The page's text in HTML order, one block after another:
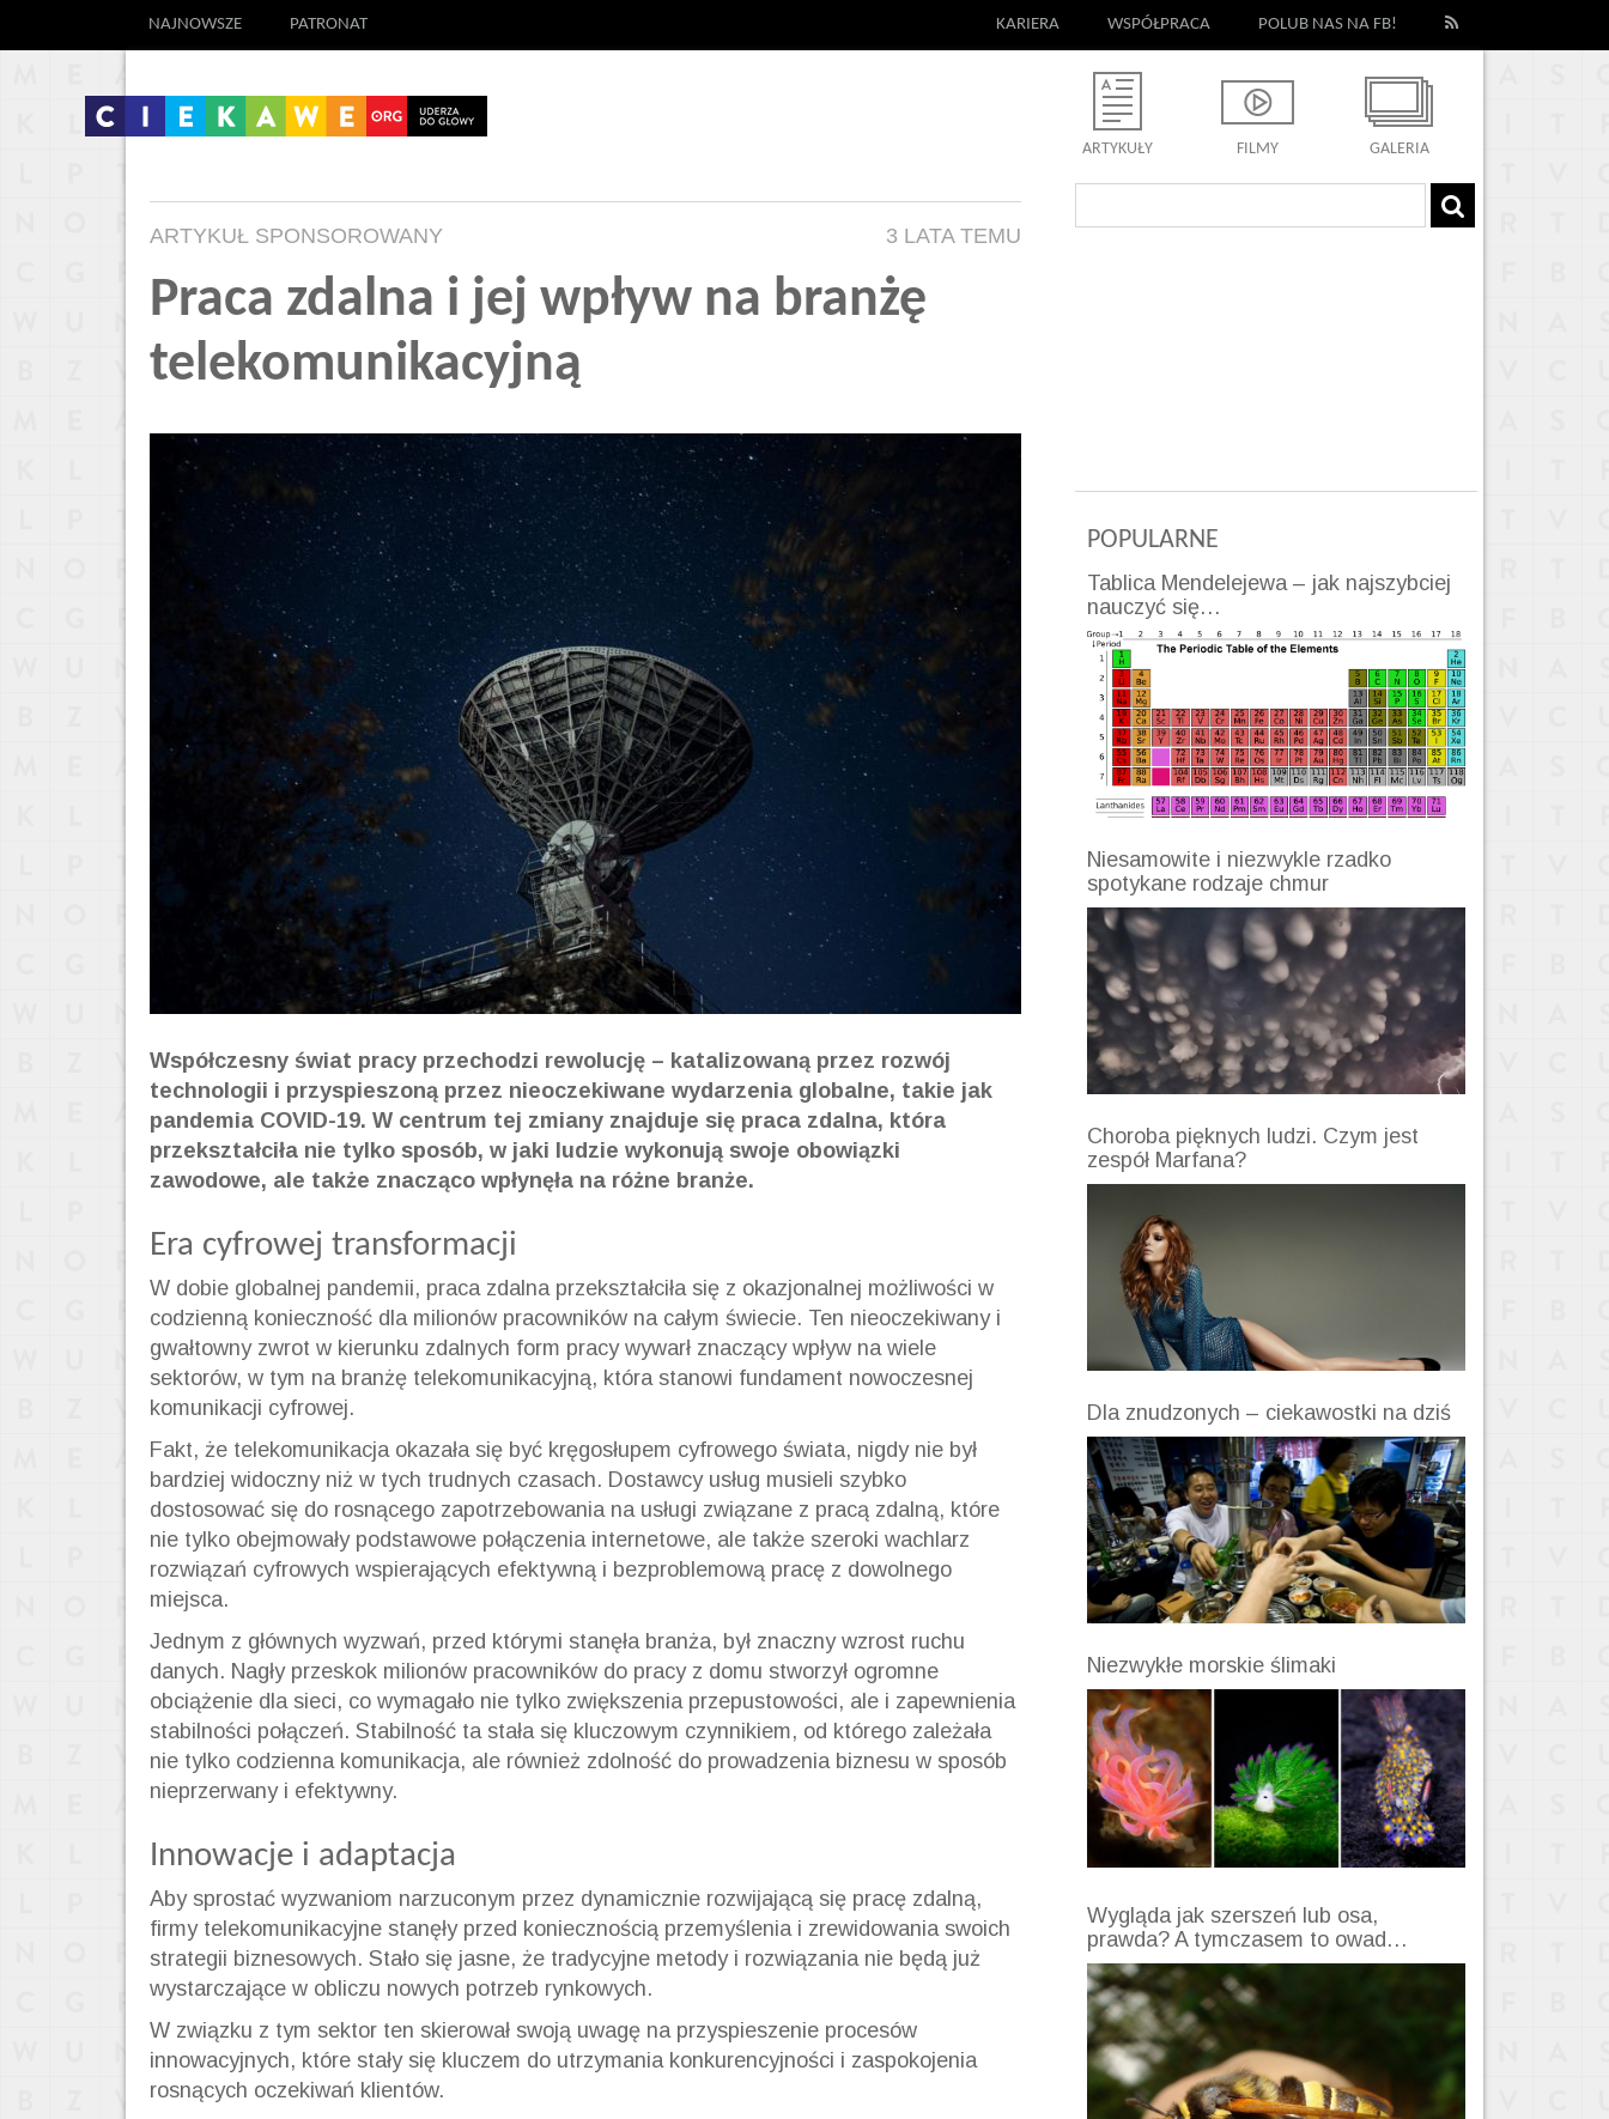
NAJNOWSZE PATRONAT KARIERA WSPÓŁPRACA POLUB NAS NA FB!
ARTYKUŁY FILMY GALERIA
ARTYKUŁ SPONSOROWANY 3 LATA TEMU
Praca zdalna i jej wpływ na branżę
telekomunikacyjną
Współczesny świat pracy przechodzi rewolucję – katalizowaną przez rozwój
technologii i przyspieszoną przez nieoczekiwane wydarzenia globalne, takie jak
pandemia COVID-19. W centrum tej zmiany znajduje się praca zdalna, która
przekształciła nie tylko sposób, w jaki ludzie wykonują swoje obowiązki
zawodowe, ale także znacząco wpłynęła na różne branże.
Era cyfrowej transformacji
W dobie globalnej pandemii, praca zdalna przekształciła się z okazjonalnej możliwości w
codzienną konieczność dla milionów pracowników na całym świecie. Ten nieoczekiwany i
gwałtowny zwrot w kierunku zdalnych form pracy wywarł znaczący wpływ na wiele
sektorów, w tym na branżę telekomunikacyjną, która stanowi fundament nowoczesnej
komunikacji cyfrowej.
Fakt, że telekomunikacja okazała się być kręgosłupem cyfrowego świata, nigdy nie był
bardziej widoczny niż w tych trudnych czasach. Dostawcy usług musieli szybko
dostosować się do rosnącego zapotrzebowania na usługi związane z pracą zdalną, które
nie tylko obejmowały podstawowe połączenia internetowe, ale także szeroki wachlarz
rozwiązań cyfrowych wspierających efektywną i bezproblemową pracę z dowolnego
miejsca.
Jednym z głównych wyzwań, przed którymi stanęła branża, był znaczny wzrost ruchu
danych. Nagły przeskok milionów pracowników do pracy z domu stworzył ogromne
obciążenie dla sieci, co wymagało nie tylko zwiększenia przepustowości, ale i zapewnienia
stabilności połączeń. Stabilność ta stała się kluczowym czynnikiem, od którego zależała
nie tylko codzienna komunikacja, ale również zdolność do prowadzenia biznesu w sposób
nieprzerwany i efektywny.
Innowacje i adaptacja
Aby sprostać wyzwaniom narzuconym przez dynamicznie rozwijającą się pracę zdalną,
firmy telekomunikacyjne stanęły przed koniecznością przemyślenia i zrewidowania swoich
strategii biznesowych. Stało się jasne, że tradycyjne metody i rozwiązania nie będą już
wystarczające w obliczu nowych potrzeb rynkowych.
W związku z tym sektor ten skierował swoją uwagę na przyspieszenie procesów
innowacyjnych, które stały się kluczem do utrzymania konkurencyjności i zaspokojenia
rosnących oczekiwań klientów.
POPULARNE
Tablica Mendelejewa – jak najszybciej
nauczyć się…
Niesamowite i niezwykle rzadko
spotykane rodzaje chmur
Choroba pięknych ludzi. Czym jest
zespół Marfana?
Dla znudzonych – ciekawostki na dziś
Niezwykłe morskie ślimaki
Wygląda jak szerszeń lub osa,
prawda? A tymczasem to owad…